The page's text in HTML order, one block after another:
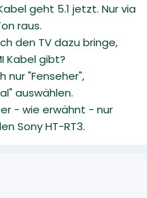
geht 5.1 jetzt. Nur via
raus.
den TV dazu bringe,
Kabel gibt?
nur "Fenseher",
auswählen.
- wie erwähnt - nur
Sony HT-RT3.